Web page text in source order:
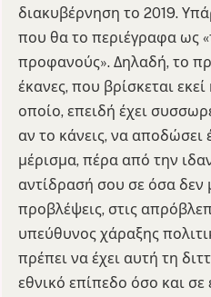
διακυβέρνηση το 2019.
που θα το περιέγραφα ως
προφανούς». Δηλαδή, το
έκανες, που βρίσκεται εκεί
οποίο, επειδή έχει
αν το κάνεις, να αποδώσει
μέρισμα, πέρα από την
αντίδρασή σου σε όσα δεν
προβλέψεις, στις
υπεύθυνος χάραξης
πρέπει να έχει αυτή τη
εθνικό επίπεδο όσο και